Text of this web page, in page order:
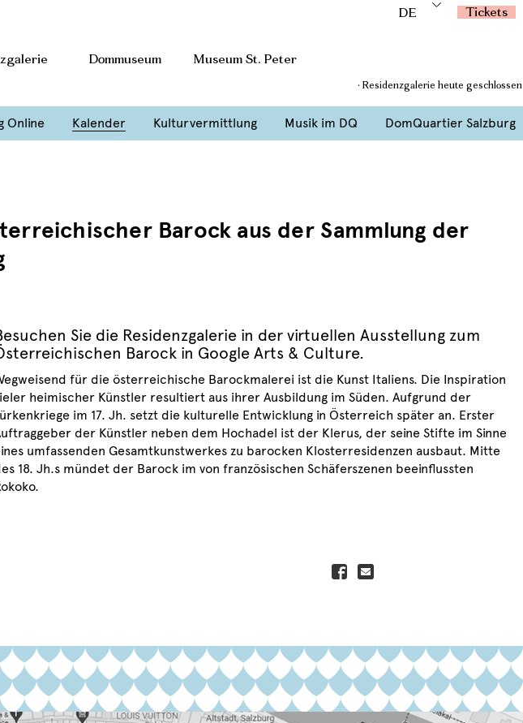
DE Tickets
Dommuseum Museum St. Peter
· Residenzgalerie heute geschlossen
Online Kalender Kulturvermittlung Musik im DQ DomQuartier Salzburg
Barock aus der Sammlung der
Sie die Residenzgalerie in der virtuellen Ausstellung zum
Barock in Google Arts & Culture.
für die österreichische Barockmalerei ist die Kunst Italiens. Die Inspiration
heimischer Künstler resultiert aus ihrer Ausbildung im Süden. Aufgrund der
im 17. Jh. setzt die kulturelle Entwicklung in Österreich später an. Erster
der Künstler neben dem Hochadel ist der Klerus, der seine Stifte im Sinne
umfassenden Gesamtkunstwerkes zu barocken Klosterresidenzen ausbaut. Mitte
18. Jh.s mündet der Barock im von französischen Schäferszenen beeinflussten